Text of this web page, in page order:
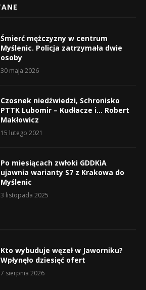
Śmierć mężczyzny w centrum
Myślenic. Policja zatrzymała dwie
osoby
30 maja 2026
Czosnek niedźwiedzi, Schronisko
PTTK Lubomir – Kudłacze i… Robert
Makłowicz
15 lutego 2021
Po miesiącach zwłoki GDDKiA
ujawnia warianty S7 z Krakowa do
Myślenic
3 listopada 2025
Kto wybuduje węzeł w Jaworniku?
Wpłynęło dziesięć ofert
7 sierpnia 2026